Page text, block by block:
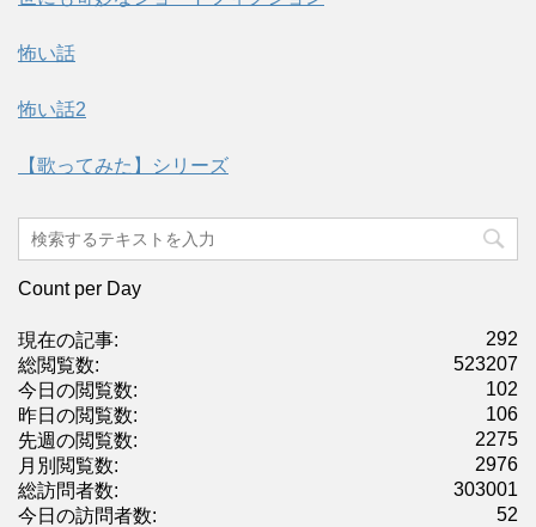
怖い話
怖い話2
【歌ってみた】シリーズ
Count per Day
292
現在の記事:
523207
総閲覧数:
102
今日の閲覧数:
106
昨日の閲覧数:
2275
先週の閲覧数:
2976
月別閲覧数:
303001
総訪問者数:
52
今日の訪問者数: